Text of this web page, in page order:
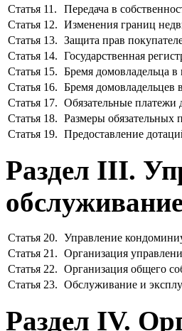
Статья 11.
Передача в
Статья 12. Изменения границ
Статья 13. Защита прав
Статья 14. Государственная
Статья 15. Бремя домовладельца
Статья 16. Бремя
Статья 17. Обязательные платежи
Статья 18. Размеры обязательных
Статья 19. Предоставление
Раздел III.
Статья 20. Управление
Статья 21. Организация
Статья 22. Организация общего
Статья 23. Обслуживание и
Раздел IV.